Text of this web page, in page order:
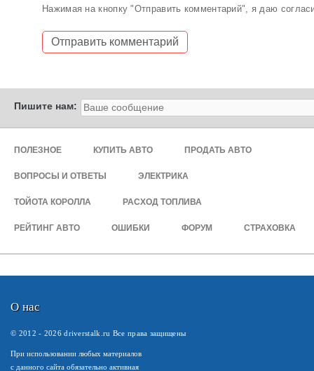
Нажимая на кнопку "Отправить комментарий", я даю
Пишите нам:
ПОЛЕЗНОЕ КУПИТЬ АВТО ПРОДАТЬ АВТО
ВОПРОСЫ И ОТВЕТЫ ЭЛЕКТРИКА
ТОЙОТА КОРОЛЛА РАСХОД ТОПЛИВА
РЕЙТИНГ АВТО ОШИБКИ ФОРУМ СТРАХОВКА
О нас
© 2012 - 2026driverstalk.ru Все права защищены
При использовании любых материалов
с данного сайта обязательно активная